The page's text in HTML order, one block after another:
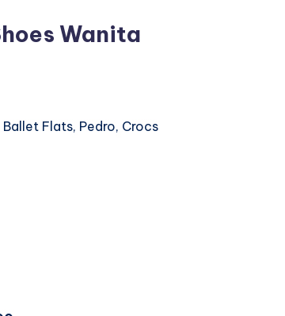
Wanita
Ballet Flats, Pedro, Crocs